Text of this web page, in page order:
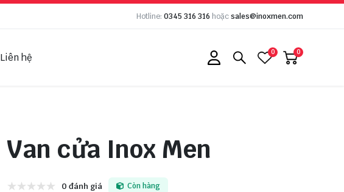
Hotline: 0345 316 316 hoặcsales@inoxmen.com
Liên hệ 0 0
Van cửa Inox Men
0 đánh giá Còn hàng